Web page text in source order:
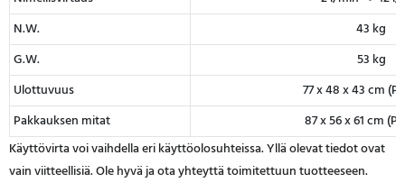
N.W.
43 kg
G.W.
53 kg
Ulottuvuus
77 x 48 x 43 cm (P
Pakkauksen mitat
87 x 56 x 61 cm (P
Käyttövirta voi vaihdella eri käyttöolosuhteissa. Yllä olevat tiedot ovat
vain viitteellisiä. Ole hyvä ja ota yhteyttä toimitettuun tuotteeseen.